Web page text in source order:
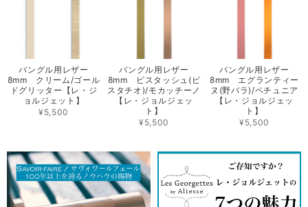
バングル用レザー
8mm クリーム/ゴール
ドグリッター【レ・ジ
ョルジェット】
¥5,500
バングル用レザー
8mm ピスタッシュ(ピ
スタチオ)/モカッチーノ
【レ・ジョルジェッ
ト】
¥5,500
バングル用レザー
8mm エグランティー
ヌ(野バラ)/ペチュニア
【レ・ジョルジェッ
ト】
¥5,500